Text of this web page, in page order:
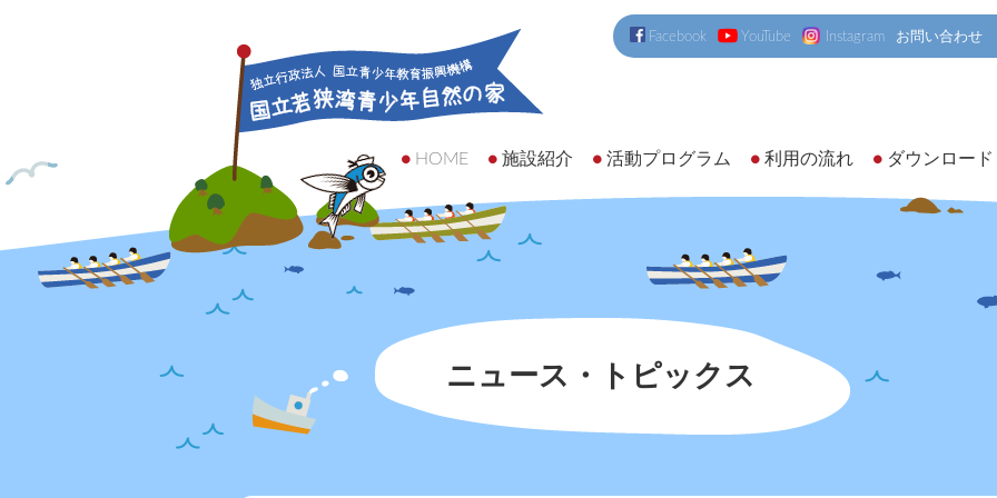
HOME 施設紹介 活動プログラム 利用の流れ ダウンロード
Facebook YouTube Instagram お問い合わせ
ニュース・トピックス